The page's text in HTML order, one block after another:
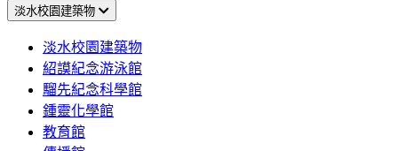
淡水校園建築物
淡水校園建築物
紹謨紀念游泳館
騮先紀念科學館
鍾靈化學館
教育館